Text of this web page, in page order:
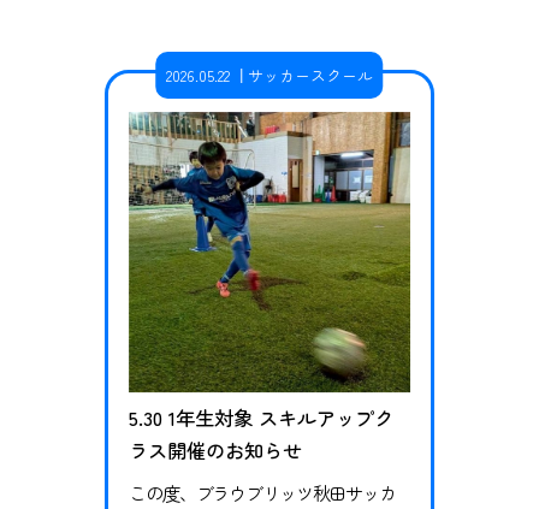
しょう！ぜひご参加ください！ 7月4
日・18日はエンジョイクラス、7月11
日はレディースクラスでの開催で
す。サッカーを楽しみたい、上手に
なりたい方のためにアドバイスを入
れなが…
2026.05.22 サッカースクール
5.30 1年生対象 スキルアップク
ラス開催のお知らせ
この度、ブラウブリッツ秋田サッカ